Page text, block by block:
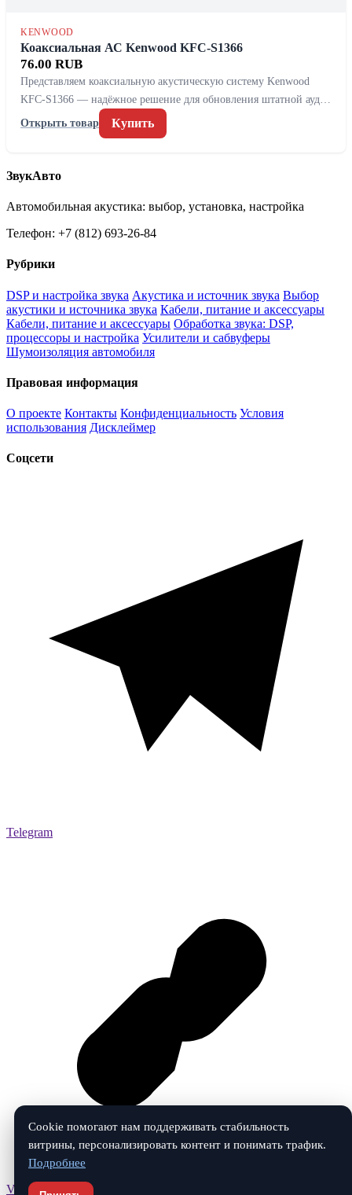
KENWOOD
Коаксиальная АС Kenwood KFC-S1366
76.00 RUB
Представляем коаксиальную акустическую систему Kenwood
KFC-S1366 — надёжное решение для обновления штатной ауд…
Открыть товар
Купить
ЗвукАвто
Автомобильная акустика: выбор, установка, настройка
Телефон: +7 (812) 693-26-84
Рубрики
DSP и настройка звука Акустика и источник звука Выбор
акустики и источника звука Кабели, питание и аксессуары
Кабели, питание и аксессуары Обработка звука: DSP,
процессоры и настройка Усилители и сабвуферы
Шумоизоляция автомобиля
Правовая информация
О проекте Контакты Конфиденциальность Условия
использования Дисклеймер
Соцсети
Telegram
Vk
Cookie помогают нам поддерживать стабильность
витрины, персонализировать контент и понимать трафик.
Подробнее